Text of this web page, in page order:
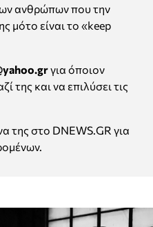
ανθρώπων που την
μότο είναι το «keep
για όποιον
της και να επιλύσει τις
της στο DNEWS.GR για